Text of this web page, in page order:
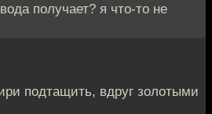
получает? я что-то не
подтащить, вдруг золотыми